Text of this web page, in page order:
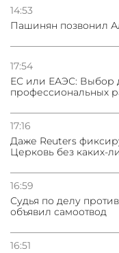
14:53
Пашинян позвонил
17:54
ЕС или ЕАЭС: Выбор
профессиональных
17:16
Даже Reuters
Церковь без каких-
16:59
Судья по делу
объявил самоотвод
16:51